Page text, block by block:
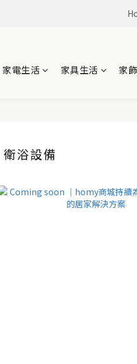
家電生活 家具生活 家
衛浴設備